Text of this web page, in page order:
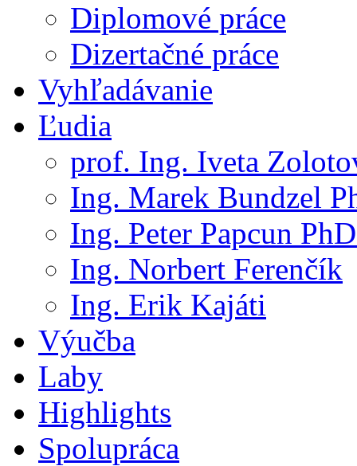
Diplomové práce
Dizertačné práce
Vyhľadávanie
Ľudia
prof. Ing. Iveta
Ing. Marek Bundzel
Ing. Peter Papcun
Ing. Norbert Ferenčík
Ing. Erik Kajáti
Výučba
Laby
Highlights
Spolupráca